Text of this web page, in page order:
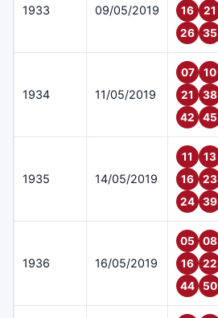
1933 09/05/2019
16
21
26
35
1934 11/05/2019
07
10
21
38
42
45
1935 14/05/2019
11
13
16
23
24
39
1936 16/05/2019
05
08
16
22
44
50